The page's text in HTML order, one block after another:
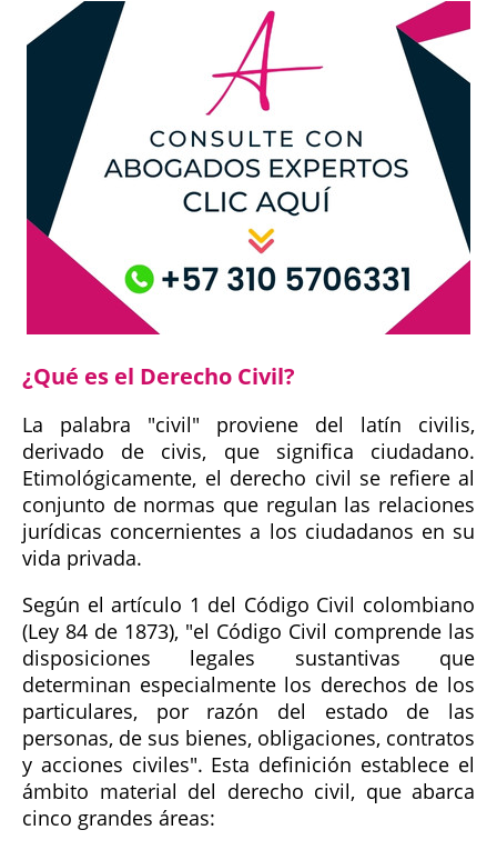
¿Qué es el Derecho Civil?
La palabra "civil" proviene del latín civilis,
derivado de civis, que significa ciudadano.
Etimológicamente, el derecho civil se refiere al
conjunto de normas que regulan las relaciones
jurídicas concernientes a los ciudadanos en su
vida privada.
Según el artículo 1 del Código Civil colombiano
(Ley 84 de 1873), "el Código Civil comprende las
disposiciones legales sustantivas que
determinan especialmente los derechos de los
particulares, por razón del estado de las
personas, de sus bienes, obligaciones, contratos
y acciones civiles". Esta definición establece el
ámbito material del derecho civil, que abarca
cinco grandes áreas: